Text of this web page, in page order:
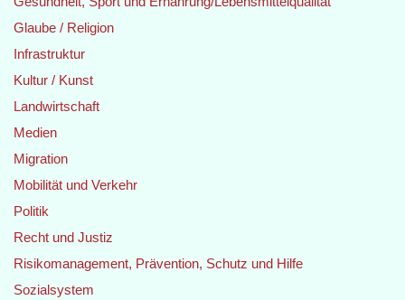
Glaube / Religion
Infrastruktur
Kultur / Kunst
Landwirtschaft
Medien
Migration
Mobilität und Verkehr
Politik
Recht und Justiz
Risikomanagement, Prävention, Schutz und Hilfe
Sozialsystem